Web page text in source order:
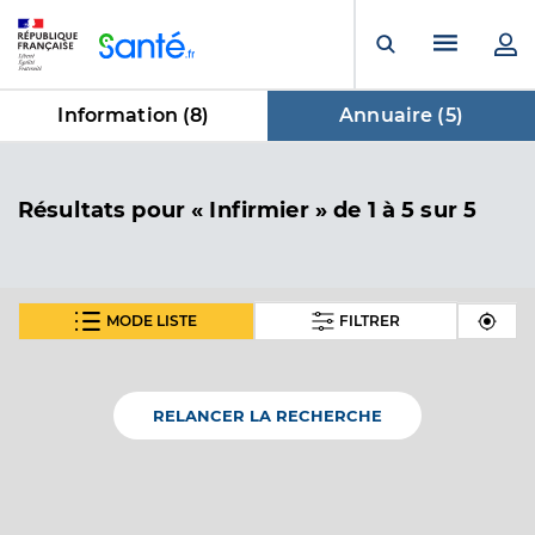
Ouvrir laMenu
Information (8) Annuaire (5)
Résultats dans Annuaire
pour « Infirmier » de 1 à 5 sur 5
MODE LISTE FILTRER
En fonction de votre recherche nous vous proposons 1
Carte thématique
RELANCER LA RECHERCHE